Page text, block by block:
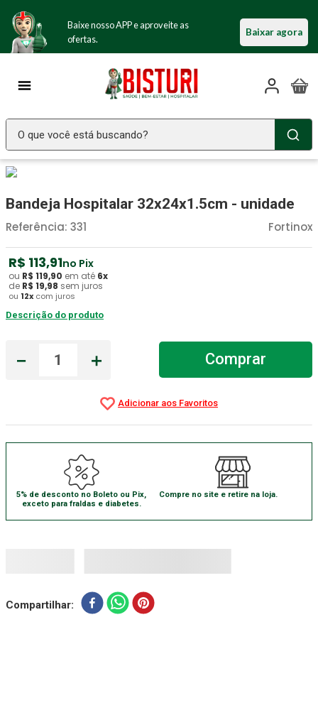
Baixe nosso APP e aproveite as
ofertas.
Baixar agora
O que você está buscando?
Bandeja Hospitalar 32x24x1.5cm - unidade
Fortinox
Referência: 331
R$ 113,91no Pix
ou R$ 119,90 em até 6x
de R$ 19,98 sem juros
ou 12x com juros
Descrição do produto
＋
－ Comprar
5% de desconto no Boleto ou Pix,
exceto para fraldas e diabetes.
Compre no site e retire na loja.
Compartilhar
Fralda Geriatrica
4º Luva Latex
5 Absorvente Geriatrico
6º Estetoscopio Littmann
Gaze Esteril
Cadeira Banho